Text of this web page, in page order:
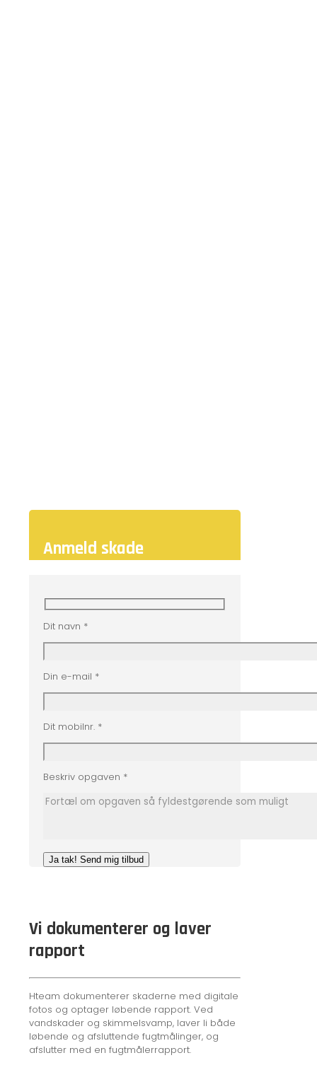
Anmeld skade
Dit navn *
Din e-mail *
Dit mobilnr. *
Beskriv opgaven *
Vi dokumenterer og laver
rapport
Hteam dokumenterer skaderne med digitale
fotos og optager løbende rapport. Ved
vandskader og skimmelsvamp, laver li både
løbende og afsluttende fugtmålinger, og
afslutter med en fugtmålerrapport.